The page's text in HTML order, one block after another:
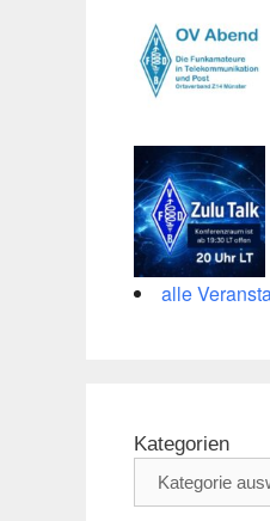
alle
Kategorien